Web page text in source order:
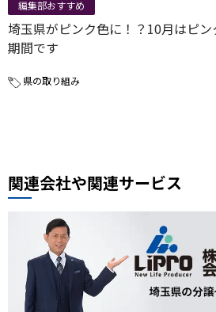
編集部おすすめ
埼玉県がピンク色に！？10月はピ
期間です
県の取り組み
関連会社や関連サービス